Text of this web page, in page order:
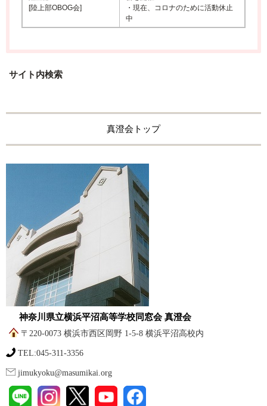
[陸上部OBOG会]
・現在、コロナのために活動休止
中
サイト内検索
真澄会トップ
神奈川県立横浜平沼高等学校同窓会 真澄会
〒220-0073 横浜市西区岡野 1-5-8 横浜平沼高校内
TEL:045-311-3356
jimukyoku@masumikai.org